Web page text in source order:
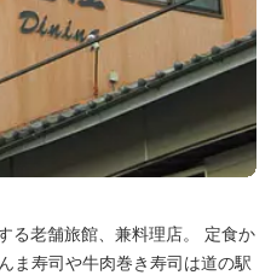
る老舗旅館、兼料理店。 定食か
ま寿司や牛肉巻き寿司は道の駅